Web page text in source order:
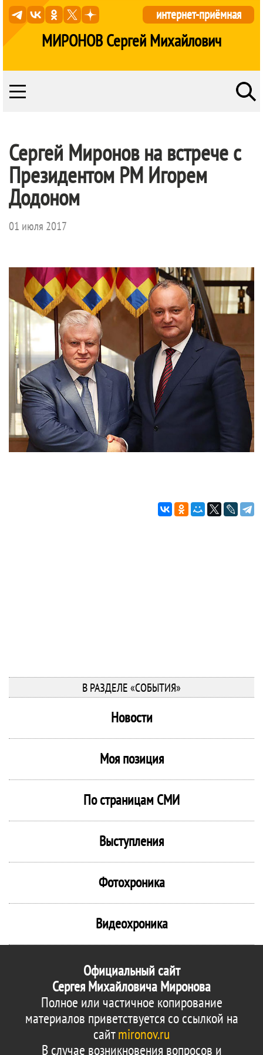
МИРОНОВ Сергей Михайлович
интернет-приёмная
Сергей Миронов на встрече с
Президентом РМ Игорем
Додоном
01 июля 2017
В РАЗДЕЛЕ «СОБЫТИЯ»
Новости
Моя позиция
По страницам СМИ
Выступления
Фотохроника
Видеохроника
Официальный сайт
Сергея Михайловича Миронова
Полное или частичное копирование
материалов приветствуется со ссылкой на
сайтmironov.ru
В случае возникновения вопросов и